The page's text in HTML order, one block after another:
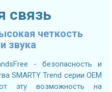
связь
четкость
звука
- безопасность и
SMARTY Trend серии OEM
эту возможность на